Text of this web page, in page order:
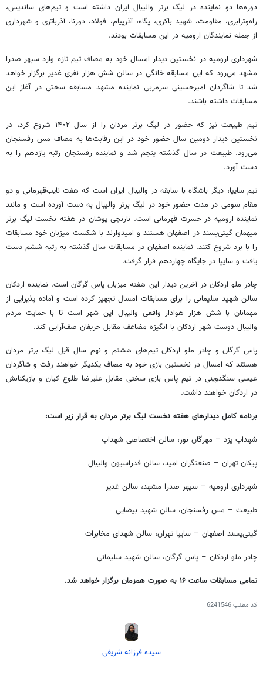
دوره‌ها دو نماینده در لیگ برتر والیبال ایران داشته است و تیم‌های ساندیس،
راه‌وترابری، مقاومت، شهید باکری، پگاه، آذرپیام، فولاد، دورنا، آذرباتری و شهرداری
از جمله نمایندگان ارومیه در این مسابقات بودند.
شهرداری ارومیه در نخستین دیدار امسال خود به مصاف تیم تازه وارد سپهر صدرا
مشهد می‌رود که این مسابقه خانگی در سالن شش هزار نفری غدیر برگزار خواهد
شد تا شاگردان امیرحسینی سرمربی نماینده مشهد مسابقه سختی در آغاز این
مسابقات داشته باشند.
تیم طبیعت نیز که حضور در لیگ برتر مردان را از سال ۱۴۰۲ شروع کرد، در
نخستین دیدار دومین سال حضور خود در این رقابت‌ها به مصاف مس رفسنجان
می‌رود. طبیعت در سال گذشته پنجم شد و نماینده رفسنجان رتبه یازدهم را به
دست آورد.
تیم سایپا، دیگر باشگاه با سابقه در والیبال ایران است که هفت نایب‌قهرمانی و دو
مقام سومی در مدت حضور خود در لیگ برتر والیبال به دست آورده است و مانند
نماینده ارومیه در حسرت قهرمانی است. نارنجی‌ پوشان در هفته نخست لیگ برتر
میهمان گیتی‌پسند در اصفهان هستند و امیدوارند با شکست میزبان خود مسابقات
را با برد شروع کنند. نماینده اصفهان در مسابقات سال گذشته به رتبه ششم دست
یافت و سایپا در جایگاه چهاردهم قرار گرفت.
چادر ملو اردکان در آخرین دیدار این هفته میزبان پاس گرگان است. نماینده اردکان
سالن شهید سلیمانی را برای مسابقات امسال تجهیز کرده است و آماده پذیرایی از
مهمانان با شش هزار هوادار واقعی والیبال این شهر است تا با حمایت مردم
والیبال دوست شهر اردکان با انگیزه مضاعف مقابل حریفان صف‌آرایی کند.
پاس گرگان و چادر ملو اردکان تیم‌های هشتم و نهم سال قبل لیگ برتر مردان
هستند که امسال در نخستین بازی خود به مصاف یکدیگر خواهند رفت و شاگردان
عیسی سنگدوینی در تیم پاس بازی سختی مقابل علیرضا طلوع کیان و بازیکنانش
در اردکان خواهند داشت.
برنامه کامل دیدارهای هفته نخست لیگ برتر مردان به قرار زیر است:
شهداب یزد – مهرگان نور، سالن اختصاصی شهداب
پیکان تهران – صنعتگران امید، سالن فدراسیون والیبال
شهرداری ارومیه – سپهر صدرا مشهد، سالن غدیر
طبیعت – مس رفسنجان، سالن شهید بیضایی
گیتی‌پسند اصفهان – سایپا تهران، سالن شهدای مخابرات
چادر ملو اردکان – پاس گرگان، سالن شهید سلیمانی
تمامی مسابقات ساعت ۱۶ به صورت همزمان برگزار خواهد شد.
کد مطلب6241546
سیده فرزانه شریفی